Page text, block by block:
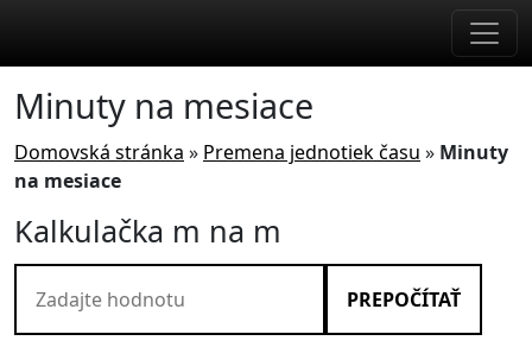
Minuty na mesiace
Domovská stránka » Premena jednotiek času » Minuty
na mesiace
Kalkulačka m na m
PREPOČÍTAŤ